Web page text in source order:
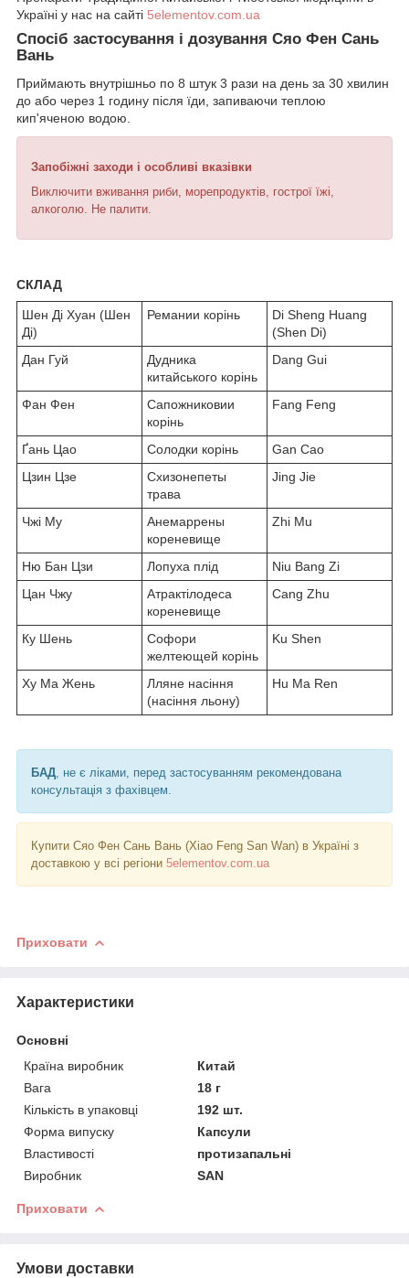
Україні у нас на сайті 5elementov.com.ua
Спосіб застосування і дозування Сяо Фен Сань
Вань
Приймають внутрішньо по 8 штук 3 рази на день за 30 хвилин
до або через 1 годину після їди, запиваючи теплою
кип'яченою водою.
Запобіжні заходи і особливі вказівки
Виключити вживання риби, морепродуктів, гострої їжі,
алкоголю. Не палити.
СКЛАД
Шен Ді Хуан (Шен
Ді)
Ремании корінь
Di Sheng Huang
(Shen Di)
Дан Гуй
Дудника
китайського корінь
Dang Gui
Фан Фен
Сапожниковии
корінь
Fang Feng
Ґань Цао Солодки корінь
Gan Cao
Цзин Цзе
Схизонепеты
трава
Jing Jie
Чжі Му
Анемаррены
кореневище
Zhi Mu
Ню Бан Цзи Лопуха плід
Niu Bang Zi
Цан Чжу
Атрактілодеса
кореневище
Cang Zhu
Ку Шень
Софори
желтеющей корінь
Ku Shen
Ху Ма Жень
Лляне насіння
(насіння льону)
Hu Ma Ren
БАД , не є ліками, перед застосуванням рекомендована
консультація з фахівцем.
Купити Сяо Фен Сань Вань (Xiao Feng San Wan) в Україні з
доставкою у всі регіони 5elementov.com.ua
Приховати
Характеристики
Основні
Країна виробник
Китай
Вага
18 г
Кількість в упаковці
192 шт.
Форма випуску
Капсули
Властивості
протизапальні
Виробник
SAN
Приховати
Умови доставки